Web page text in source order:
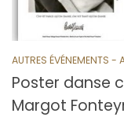
AUTRES ÉVÉNEMENTS -
Poster danse
Margot